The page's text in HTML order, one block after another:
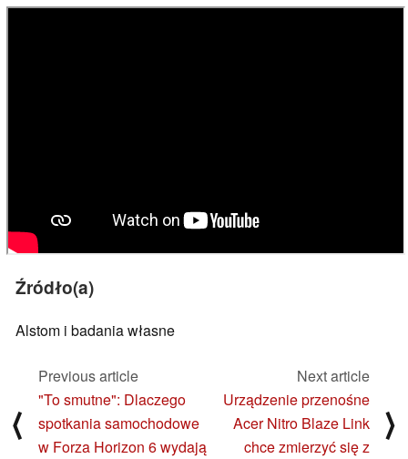
Źródło(a)
Alstom i badania własne
⟨
Previous article
"To smutne": Dlaczego
spotkania samochodowe
w Forza Horizon 6 wydają
Next article
Urządzenie przenośne
Acer Nitro Blaze Link
chce zmierzyć się z
⟩